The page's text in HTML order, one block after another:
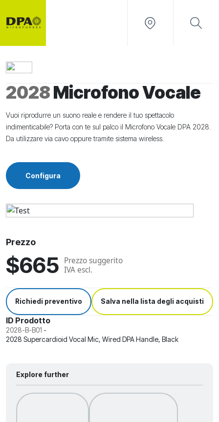
2028Microfono Vocale
Vuoi riprodurre un suono reale e rendere il tuo spettacolo
indimenticabile? Porta con te sul palco il Microfono Vocale DPA 2028.
Da utilizzare via cavo oppure tramite sistema wireless.
Configura
Prezzo
$665 Prezzo suggerito
IVA escl.
Richiedi preventivo Salva nella lista degli acquisti
ID Prodotto
2028-B-B01 -
2028 Supercardioid Vocal Mic, Wired DPA Handle, Black
Explore further